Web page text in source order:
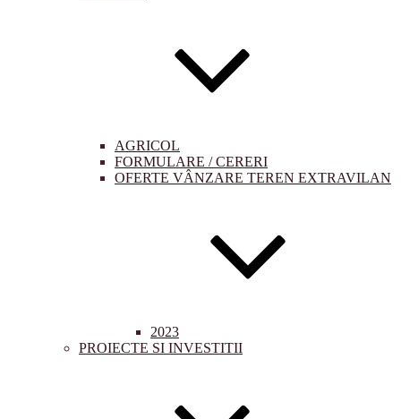
AGRICOL
FORMULARE / CERERI
OFERTE VÂNZARE TEREN EXTRAVILAN
2023
PROIECTE SI INVESTITII